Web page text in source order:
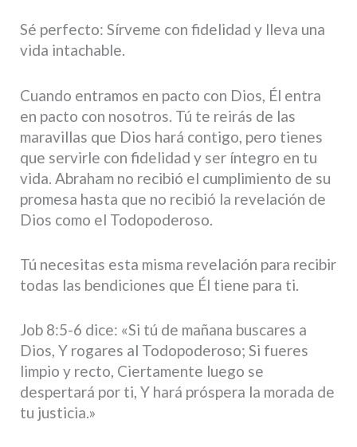
Sé perfecto: Sírveme con fidelidad y lleva una
vida intachable.
Cuando entramos en pacto con Dios, Él entra
en pacto con nosotros. Tú te reirás de las
maravillas que Dios hará contigo, pero tienes
que servirle con fidelidad y ser íntegro en tu
vida. Abraham no recibió el cumplimiento de su
promesa hasta que no recibió la revelación de
Dios como el Todopoderoso.
Tú necesitas esta misma revelación para recibir
todas las bendiciones que Él tiene para ti.
Job 8:5-6 dice: «Si tú de mañana buscares a
Dios, Y rogares al Todopoderoso; Si fueres
limpio y recto, Ciertamente luego se
despertará por ti, Y hará próspera la morada de
tu justicia.»